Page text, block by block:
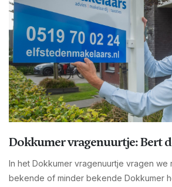
Dokkumer vragenuurtje: Bert
In het Dokkumer vragenuurtje vragen we
bekende of minder bekende Dokkumer